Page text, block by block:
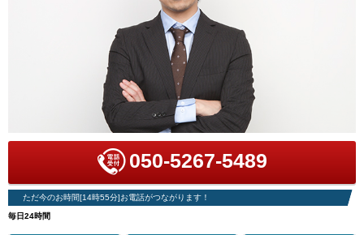
050-5267-5489
ただ今のお時間[14時55分]お電話がつながります！
毎日24時間